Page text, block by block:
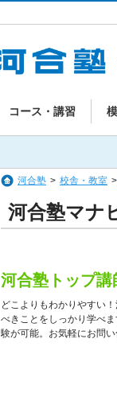
コース・講習
河合塾 > 校舎・教室 >
河合塾マナ
河合塾トップ講
どこよりもわかりやすい
べきことをしっかり学べ
験が可能。お気軽にお問い